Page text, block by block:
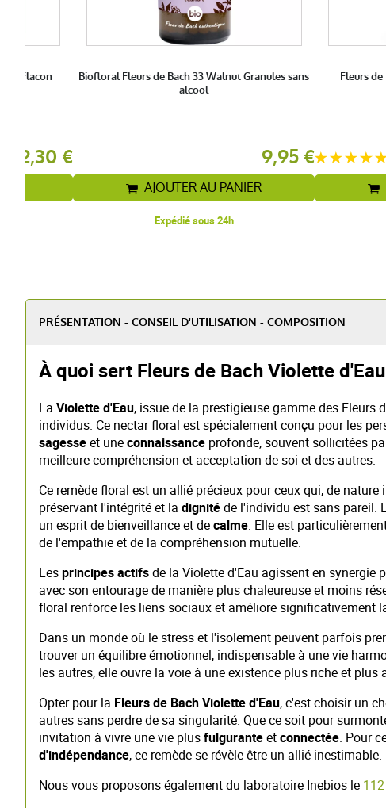
Flacon
12,30 €
Biofloral Fleurs de Bach 33 Walnut Granules sans
alcool
9,95 €
AJOUTER AU PANIER
Expédié sous 24h
Fleurs
PRÉSENTATION - CONSEIL D'UTILISATION - COMPOSITION
À quoi sert Fleurs de Bach Violette
La Violette d'Eau, issue de la prestigieuse gamme des
individus. Ce nectar floral est spécialement conçu pour les
sagesseet uneconnaissance profonde, souvent sollicitées
meilleure compréhension et acceptation de soi et des autres.
Ce remède floral est un allié précieux pour ceux qui, de nature
préservant l'intégrité et la dignitéde l'individu est sans pareil.
un esprit de bienveillance et decalme. Elle est
de l'empathie et de la compréhension mutuelle.
Lesprincipes actifsde la Violette d'Eau agissent en synergie
avec son entourage de manière plus chaleureuse et moins
floral renforce les liens sociaux et améliore significativement
Dans un monde où le stress et l'isolement peuvent parfois
trouver un équilibre émotionnel, indispensable à une vie
les autres, elle ouvre la voie à une existence plus riche et plus
Opter pour la Fleurs de Bach Violette d'Eau, c'est choisir un
autres sans perdre de sa singularité. Que ce soit pour
invitation à vivre une vie plusfulguranteetconnectée. Pour
d'indépendance, ce remède se révèle être un allié inestimable.
Nous vous proposons également du laboratoire Inebios le